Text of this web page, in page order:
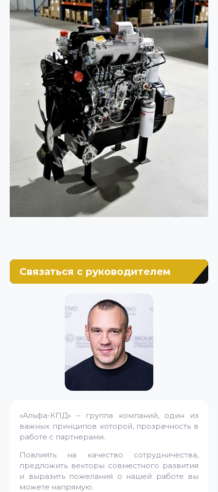
Связаться с руководителем
«Альфа-КПД» – группа компаний, один из
важных принципов которой, прозрачность в
работе с партнерами.
Повлиять на качество сотрудничества,
предложить векторы совместного развития
и выразить пожелания о нашей работе вы
можете напрямую.